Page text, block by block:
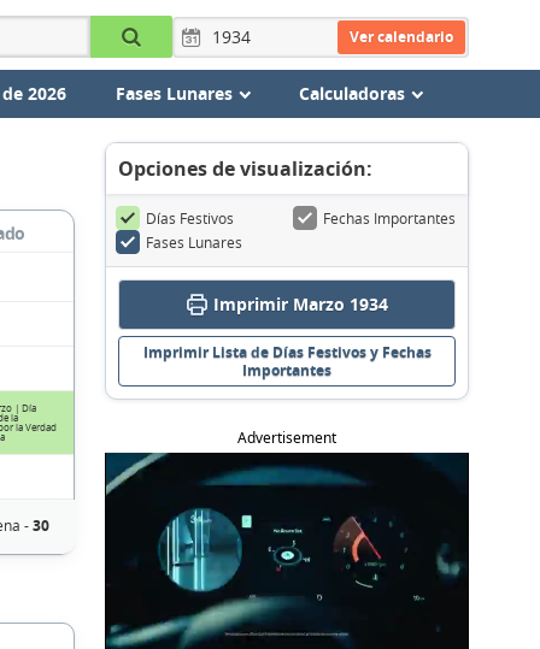
Ver calendario
2026 Fases Lunares Calculadoras
| Día
la
la Verdad
-30
Opciones de visualización:
Días Festivos
Fechas Importantes
Fases Lunares
Imprimir Marzo 1934
Imprimir Lista de Días Festivos y Fechas
Importantes
Advertisement